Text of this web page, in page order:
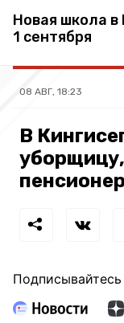
Новая школа в
1 сентября
08 АВГ, 18:23
В
Подписывайтесь